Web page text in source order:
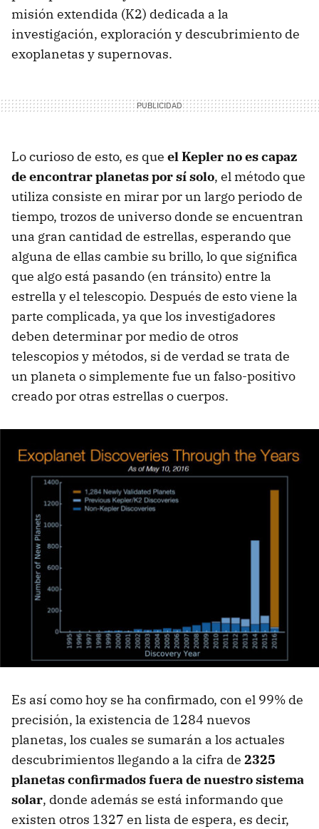
misión extendida (K2) dedicada a la
investigación, exploración y descubrimiento de
exoplanetas y supernovas.
Lo curioso de esto, es que el Kepler no es capaz
de encontrar planetas por sí solo, el método que
utiliza consiste en mirar por un largo periodo de
tiempo, trozos de universo donde se encuentran
una gran cantidad de estrellas, esperando que
alguna de ellas cambie su brillo, lo que significa
que algo está pasando (en tránsito) entre la
estrella y el telescopio. Después de esto viene la
parte complicada, ya que los investigadores
deben determinar por medio de otros
telescopios y métodos, si de verdad se trata de
un planeta o simplemente fue un falso-positivo
creado por otras estrellas o cuerpos.
Es así como hoy se ha confirmado, con el 99% de
precisión, la existencia de 1284 nuevos
planetas, los cuales se sumarán a los actuales
descubrimientos llegando a la cifra de 2325
planetas confirmados fuera de nuestro sistema
solar, donde además se está informando que
existen otros 1327 en lista de espera, es decir,